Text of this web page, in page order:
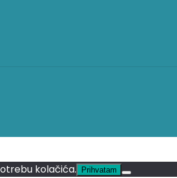
kolačića. Prihvatam